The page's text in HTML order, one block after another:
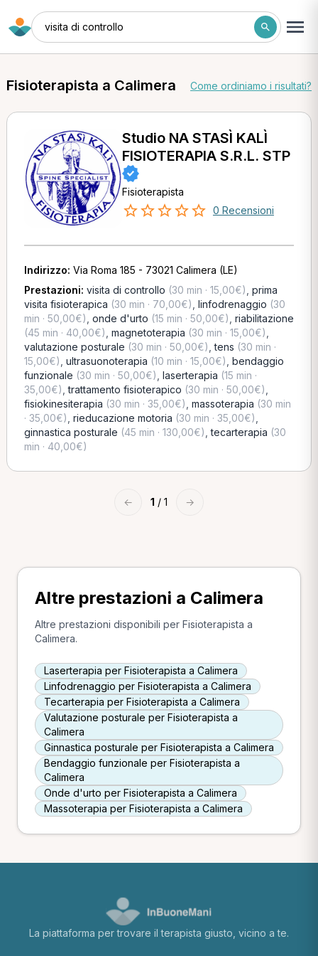
visita di controllo
Fisioterapista a Calimera Come ordiniamo i risultati?
Studio NA STASÌ KALÌ
FISIOTERAPIA S.R.L. STP
Fisioterapista
0 Recensioni
Indirizzo: Via Roma 185 - 73021 Calimera (LE)
Prestazioni: visita di controllo (30 min · 15,00€) prima
visita fisioterapica (30 min · 70,00€) linfodrenaggio (30
min · 50,00€) onde d'urto (15 min · 50,00€) riabilitazione
(45 min · 40,00€) magnetoterapia (30 min · 15,00€)
valutazione posturale (30 min · 50,00€) ,tens (30 min ·
15,00€) ultrasuonoterapia (10 min · 15,00€) bendaggio
funzionale (30 min · 50,00€) laserterapia (15 min ·
35,00€) ,trattamento fisioterapico (30 min · 50,00€)
fisiokinesiterapia (30 min · 35,00€) massoterapia (30 min
· 35,00€) rieducazione motoria (30 min · 35,00€)
ginnastica posturale (45 min · 130,00€) ,tecarterapia (30
min · 40,00€)
← 1 / 1 →
Altre prestazioni a Calimera
Altre prestazioni disponibili per Fisioterapista a
Calimera.
Laserterapia per Fisioterapista a Calimera
Linfodrenaggio per Fisioterapista a Calimera
Tecarterapia per Fisioterapista a Calimera
Valutazione posturale per Fisioterapista a
Calimera
Ginnastica posturale per Fisioterapista a Calimera
Bendaggio funzionale per Fisioterapista a
Calimera
Onde d'urto per Fisioterapista a Calimera
Massoterapia per Fisioterapista a Calimera
La piattaforma per trovare il terapista giusto, vicino a te.